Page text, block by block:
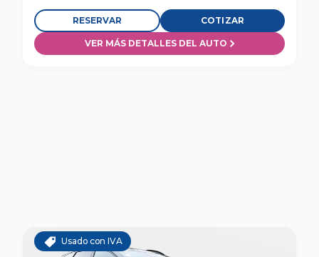
RESERVAR COTIZAR
VER MÁS DETALLES DEL AUTO
Usado con IVA